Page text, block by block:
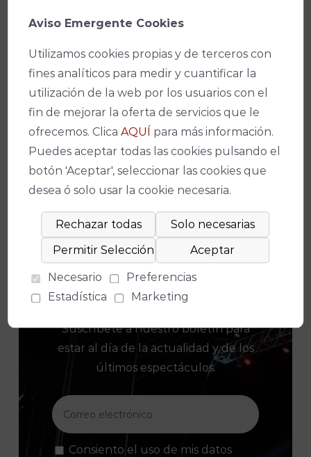
Córdoba en su horario especial para los días de
Córdoba , disponible para IOS y Android.
Facebook
X WhatsApp
Email
Copy
Link
¡No te pierdas nada!
Suscríbete a nuestro boletín para
estar al día de la actualidad y de los
últimos espectáculos.
Consiento el uso de mis datos
Aviso Emergente Cookies
Utilizamos cookies propias y de terceros con
fines analíticos para medir y cuantificar la
utilización de la web por los usuarios con el
fin de mejorar la oferta de servicios que le
ofrecemos. ClicaAQUÍ
para más información.
Puedes aceptar todas las cookies pulsando el
botón 'Aceptar', seleccionar las cookies que
desea ó solo usar la cookie necesaria.
Necesario
Preferencias
Estadística
Marketing